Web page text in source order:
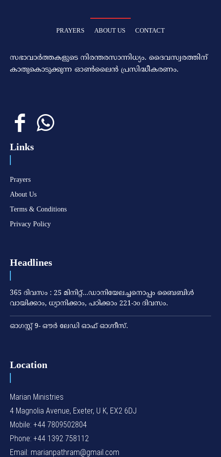
PRAYERS ABOUT US CONTACT
സഭാവാര്‍ത്തകളുടെ നിരന്തരസാന്നിധ്യം. ദൈവസ്വരത്തിന്‌
കാതുകൊടുക്കുന്ന ഓണ്‍ലൈന്‍ പ്രസിദ്ധീകരണം.
Links
Prayers
About Us
Terms & Conditions
Privacy Policy
Headlines
365 ദിവസം : 25 മിനിറ്റ്…ഡാനിയേലച്ചനൊപ്പം ബൈബിൾ
വായിക്കാം, ധ്യാനിക്കാം, പഠിക്കാം 221-ാo ദിവസം.
ഓഗസ്റ്റ് 9- ഔര്‍ ലേഡി ഓഫ് ഓഗ്നീസ്.
Location
Marian Ministries
4 Magnolia Avenue, Exeter, U K, EX2 6DJ
Mobile: +44 7809502804
Phone: +44 1392 758112
Email: marianpathram@gmail.com